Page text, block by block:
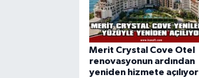
Merit Crystal Cove Otel
renovasyonun ardından
yeniden hizmete açılıyor